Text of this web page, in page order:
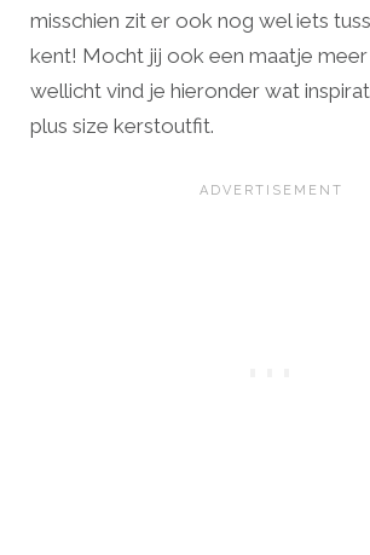
misschien zit er ook nog wel iets
kent! Mocht jij ook een maatje meer
wellicht vind je hieronder wat
plus size kerstoutfit.